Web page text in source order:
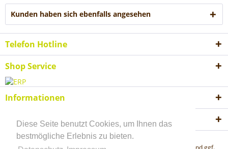
Diese Seite benutzt Cookies, um Ihnen das
bestmögliche Erlebnis zu bieten.
Kunden haben sich ebenfalls angesehen
Telefon Hotline
Shop Service
Informationen
Akzeptierte Zahlungsweisen